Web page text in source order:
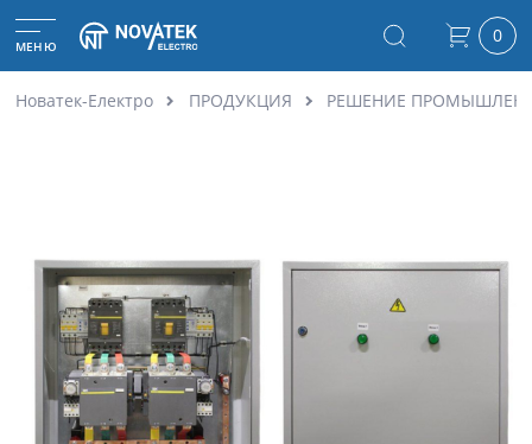
МЕНЮ 0
Новатек-Електро ПРОДУКЦИЯ РЕШЕНИЕ